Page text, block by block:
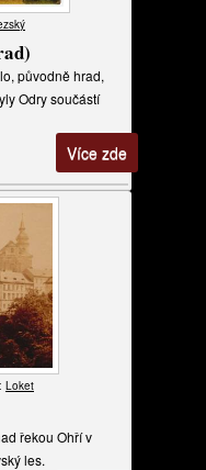
původně hrad,
Odry součástí
Více zde
Loket
řekou Ohří v
les.